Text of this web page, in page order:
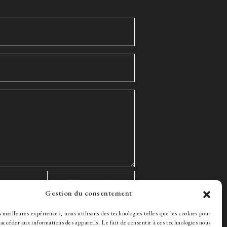
Gestion du consentement
expériences, nous utilisons des technologies telles que les cookies pour
aux informations des appareils. Le fait de consentir à ces technologies nous